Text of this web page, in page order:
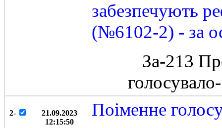
забезпечують
(№6102-2) - за
За-213
2-
21.09.2023
12:15:50
Поіменне